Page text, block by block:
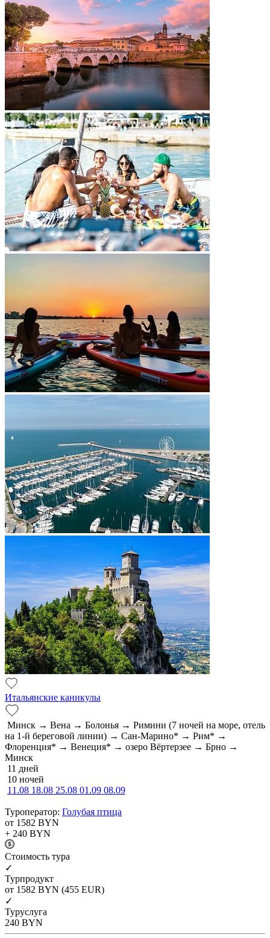
Итальянские каникулы
Минск → Вена → Болонья → Римини (7 ночей на море, отель
на 1-й береговой линии) → Сан-Марино* → Рим* →
Флоренция* → Венеция* → озеро Вёртерзее → Брно →
Минск
11 дней
10 ночей
11.08 18.08 25.08 01.09 08.09
Туроператор: Голубая птица
от 1582 BYN
+ 240 BYN
Cтоимость тура
✓
Турпродукт
от 1582 BYN (455 EUR)
✓
Туруслуга
240 BYN